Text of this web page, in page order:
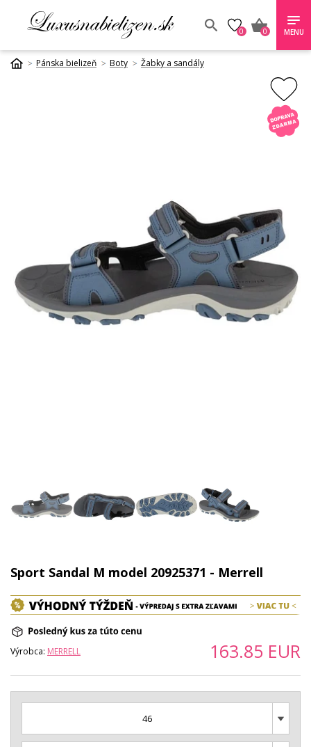
0 0 MENU
Pánska bielizeň Boty Žabky a sandály
Sport Sandal M model 20925371 - Merrell
Výrobca: MERRELL 163.85 EUR
46